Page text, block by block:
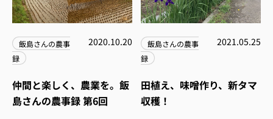
飯島さんの農事
録
2020.10.20
仲間と楽しく、農業を。飯
島さんの農事録 第6回
飯島さんの農事
録
2021.05.25
田植え、味噌作り、新タマ
収穫！